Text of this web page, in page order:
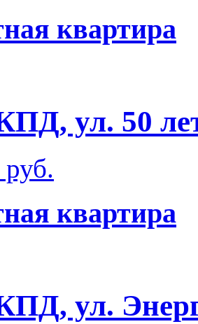
квартира
ул. 50
квартира
ул.